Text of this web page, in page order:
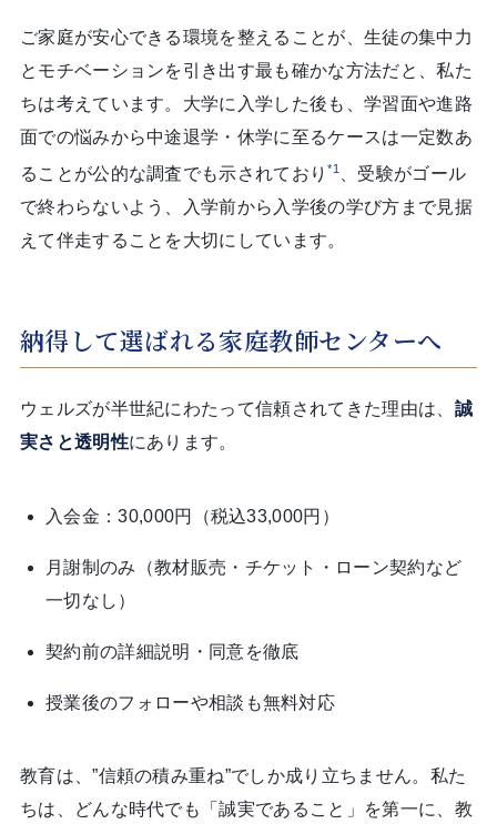
ご家庭が安心できる環境を整えることが、生徒の集中力
とモチベーションを引き出す最も確かな方法だと、私た
ちは考えています。大学に入学した後も、学習面や進路
面での悩みから中途退学・休学に至るケースは一定数あ
ることが公的な調査でも示されており*1
、受験がゴール
で終わらないよう、入学前から入学後の学び方まで見据
えて伴走することを大切にしています。
納得して選ばれる家庭教師センターへ
ウェルズが半世紀にわたって信頼されてきた理由は、 誠
実さと透明性にあります。
入会金：30,000円（税込33,000円）
月謝制のみ（教材販売・チケット・ローン契約など
一切なし）
契約前の詳細説明・同意を徹底
授業後のフォローや相談も無料対応
教育は、”信頼の積み重ね”でしか成り立ちません。私た
ちは、どんな時代でも「誠実であること」を第一に、教